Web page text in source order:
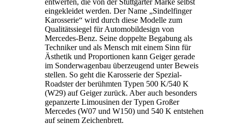
eingekleidet werden. Der Name „Sindelfinger
Karosserie“ wird durch diese Modelle zum
Qualitätssiegel für Automobildesign von
Mercedes-Benz. Seine doppelte Begabung als
Techniker und als Mensch mit einem Sinn für
Ästhetik und Proportionen kann Geiger gerade
im Sonderwagenbau überzeugend unter Beweis
stellen. So geht die Karosserie der Spezial-
Roadster der berühmten Typen 500 K/540 K
(W29) auf Geiger zurück. Aber auch besonders
gepanzerte Limousinen der Typen Großer
Mercedes (W07 und W150) und 540 K entstehen
auf seinem Zeichenbrett.